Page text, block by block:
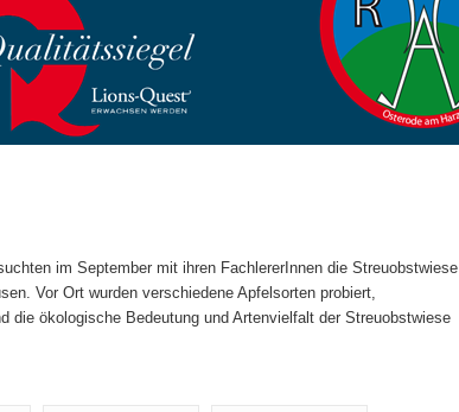
im September mit ihren FachlererInnen die Streuobstwiese
Vor Ort wurden verschiedene Apfelsorten probiert,
die ökologische Bedeutung und Artenvielfalt der Streuobstwiese